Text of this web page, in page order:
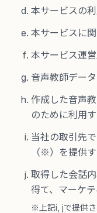
本サービスの
本サービスに
本サービス運
音声教師デー
作成した音声
のために利用
当社の取引先
（※）を提供
取得した会話
得て、マーケ
※上記i, jで提供